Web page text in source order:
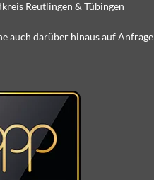
Reutlingen & Tübingen
auch darüber hinaus auf Anfrage